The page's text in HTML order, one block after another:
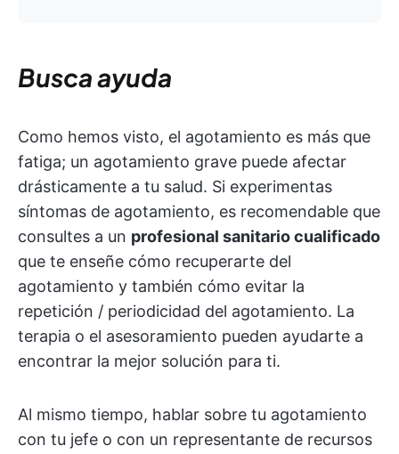
Busca ayuda
Como hemos visto, el agotamiento es más que
fatiga; un agotamiento grave puede afectar
drásticamente a tu salud. Si experimentas
síntomas de agotamiento, es recomendable que
consultes a un profesional sanitario cualificado
que te enseñe cómo recuperarte del
agotamiento y también cómo evitar la
repetición / periodicidad del agotamiento. La
terapia o el asesoramiento pueden ayudarte a
encontrar la mejor solución para ti.
Al mismo tiempo, hablar sobre tu agotamiento
con tu jefe o con un representante de recursos